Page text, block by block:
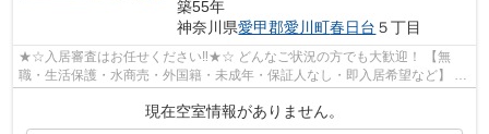
築55年
神奈川県愛甲郡愛川町春日台 ５丁目
★☆入居審査はお任せください‼★☆ どんなご状況の方でも大歓迎！ 【無
職・生活保護・水商売・外国籍・未成年・保証人なし・即入居希望など】 ネ
現在空室情報がありません。